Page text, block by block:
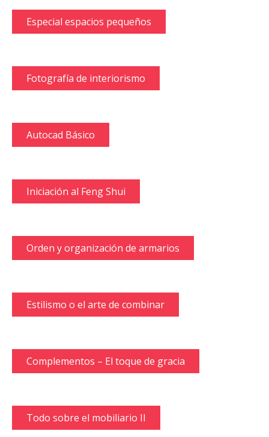
Especial espacios pequeños
Fotografía de interiorismo
Autocad Básico
Iniciación al Feng Shui
Orden y organización de armarios
Estilismo o el arte de combinar
Complementos – El toque de gracia
Todo sobre el mobiliario II